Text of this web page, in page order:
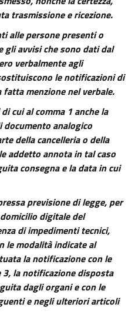
III
DI PROCESSI
IV
E SULLA COMPETENZA
V
E DI COMPETENZA
trasmissione e ricezione.
alle persone presenti o
gli avvisi che sono dati dal
verbalmente agli
le notificazioni di
fatta menzione nel verbale.
cui al comma 1 anche la
documento analogico
della cancelleria o della
addetto annota in tal caso
consegna e la data in cui
previsione di legge, per
digitale del
di impedimenti tecnici,
le modalità indicate al
la notificazione con le
la notificazione disposta
dagli organi e con le
e negli ulteriori articoli